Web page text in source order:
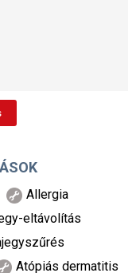
Allergia
eltávolítás
Atópiás dermatitis